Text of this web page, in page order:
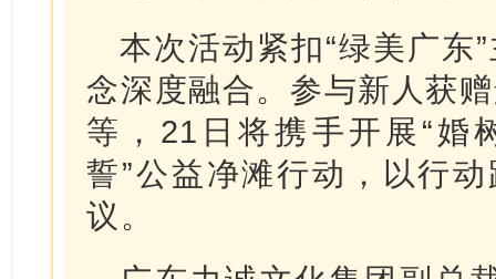
本次活动紧扣“绿美广东
念深度融合。参与新人获
等，21日将携手开展“婚
誓”公益净滩行动，以行
议。